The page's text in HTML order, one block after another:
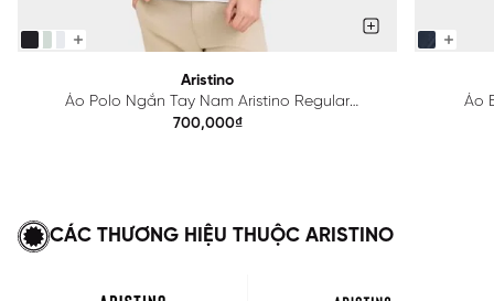
Aristino
Áo Polo Ngắn Tay Nam Aristino Regular
APS615EDP01
700,000₫
Áo
CÁC THƯƠNG HIỆU THUỘC ARISTINO